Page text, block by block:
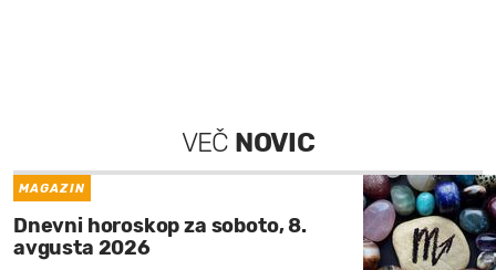
VEČ NOVIC
MAGAZIN
Dnevni horoskop za soboto, 8.
avgusta 2026